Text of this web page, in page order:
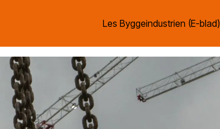
Les Byggeindustrien (E-blad)